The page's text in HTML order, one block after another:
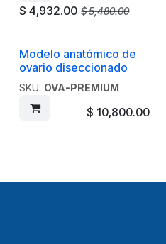
$4,932.00 $5,480.00
Modelo anatómico de
ovario diseccionado
SKU: OVA-PREMIUM
$ 10,800.00